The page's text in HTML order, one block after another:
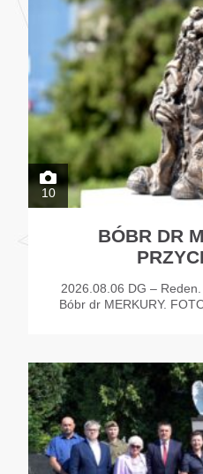
10
BÓBR DR
2026.08.06 DG – Reden.
Bóbr dr MERKURY.